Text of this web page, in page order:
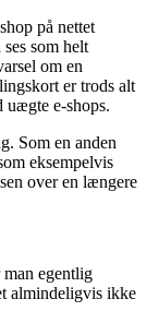
på nettet
som helt
om en
er trods alt
e-shops.
Som en anden
eksempelvis
over en længere
egentlig
almindeligvis ikke